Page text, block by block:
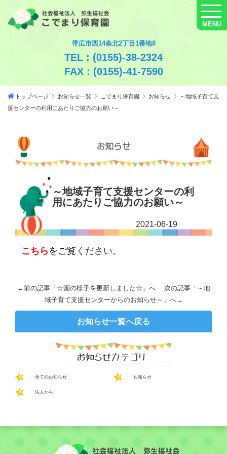
帯広市西14条北2丁目1番地8
TEL : (0155)-38-2324
FAX : (0155)-41-7590
MENU
トップページ お知らせ一覧 こでまり保育園 お知らせ
～地域子育て支
援センターの利用にあたりご協力のお願い～
お知らせ
～地域子育て支援センターの利
用にあたりご協力のお願い～
2021-06-19
こちら をご覧 ください。
←前の記事「 ☆園の様子を更新しました☆ 」へ 次の記事「 ～地
域子育て支援センターからのお知らせ～ 」へ→
お知らせ一覧へ戻る
全てのお知らせ お知らせ
法人から